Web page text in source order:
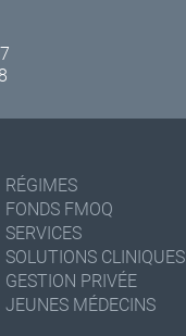
RÉGIMES
FONDS FMOQ
SERVICES
SOLUTIONS CLINIQUES
GESTION PRIVÉE
JEUNES MÉDECINS